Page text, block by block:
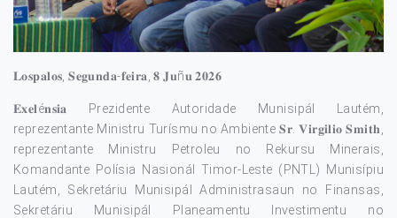
𝐋𝐨𝐬𝐩𝐚𝐥𝐨𝐬, 𝐒𝐞𝐠𝐮𝐧𝐝𝐚-𝐟𝐞𝐢𝐫𝐚, 𝟖 𝐉𝐮ñ𝐮 𝟐𝟎𝟐𝟔
𝐄𝐱𝐞𝐥é𝐧𝐬𝐢𝐚 Prezidente Autoridade Munisipál Lautém,
reprezentante Ministru Turísmu no Ambiente 𝐒𝐫. 𝐕𝐢𝐫𝐠𝐢𝐥𝐢𝐨 𝐒𝐦𝐢𝐭𝐡,
reprezentante Ministru Petroleu no Rekursu Minerais,
Komandante Polísia Nasionál Timor-Leste (PNTL) Munisípiu
Lautém, Sekretáriu Munisipál Administrasaun no Finansas,
Sekretáriu Munisipál Planeamentu Investimentu no